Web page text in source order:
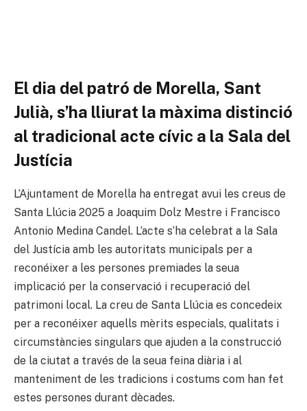
El dia del patró de Morella, Sant
Julià, s’ha lliurat la màxima distinció
al tradicional acte cívic a la Sala del
Justícia
L’Ajuntament de Morella ha entregat avui les creus de
Santa Llúcia 2025 a Joaquim Dolz Mestre i Francisco
Antonio Medina Candel. L’acte s’ha celebrat a la Sala
del Justícia amb les autoritats municipals per a
reconéixer a les persones premiades la seua
implicació per la conservació i recuperació del
patrimoni local. La creu de Santa Llúcia es concedeix
per a reconéixer aquells mèrits especials, qualitats i
circumstàncies singulars que ajuden a la construcció
de la ciutat a través de la seua feina diària i al
manteniment de les tradicions i costums com han fet
estes persones durant dècades.